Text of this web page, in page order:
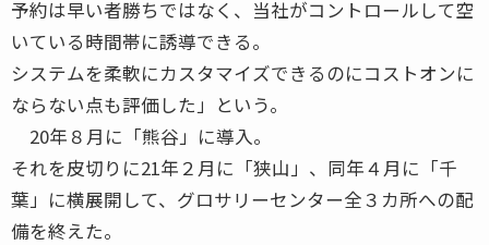
予約は早い者勝ちではなく、当社がコントロールして空
いている時間帯に誘導できる。
システムを柔軟にカスタマイズできるのにコストオンに
ならない点も評価した」という。
20年８月に「熊谷」に導入。
それを皮切りに21年２月に「狭山」、同年４月に「千
葉」に横展開して、グロサリーセンター全３カ所への配
備を終えた。